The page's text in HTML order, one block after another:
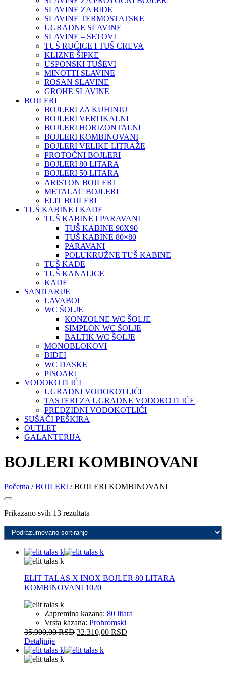
SLAVINE ZA BIDE
SLAVINE TERMOSTATSKE
UGRADNE SLAVINE
SLAVINE – SETOVI
TUŠ RUČICE I TUŠ CREVA
KLIZNE ŠIPKE
USPONSKI TUŠEVI
MINOTTI SLAVINE
ROSAN SLAVINE
GROHE SLAVINE
BOJLERI
BOJLERI ZA KUHINJU
BOJLERI VERTIKALNI
BOJLERI HORIZONTALNI
BOJLERI KOMBINOVANI
BOJLERI VELIKE LITRAŽE
PROTOČNI BOJLERI
BOJLERI 80 LITARA
BOJLERI 50 LITARA
ARISTON BOJLERI
METALAC BOJLERI
ELIT BOJLERI
TUŠ KABINE I KADE
TUŠ KABINE I PARAVANI
TUŠ KABINE 90X90
TUŠ KABINE 80×80
PARAVANI
POLUKRUŽNE TUŠ KABINE
TUŠ KADE
TUŠ KANALICE
KADE
SANITARIJE
LAVABOI
WC ŠOLJE
KONZOLNE WC ŠOLJE
SIMPLON WC ŠOLJE
BALTIK WC ŠOLJE
MONOBLOKOVI
BIDEI
WC DASKE
PISOARI
VODOKOTLIĆI
UGRADNI VODOKOTLIĆI
TASTERI ZA UGRADNE VODOKOTLIĆE
PREDZIDNI VODOKOTLIĆI
SUŠAČI PEŠKIRA
OUTLET
GALANTERIJA
BOJLERI KOMBINOVANI
Početna /BOJLERI / BOJLERI KOMBINOVANI
Prikazano svih 13 rezultata
ELIT TALAS X INOX BOJLER 80 LITARA
KOMBINOVANI 1020
Zapremina kazana: 80 litara
Vrsta kazana: Prohromski
35.900,00RSD 32.310,00 RSD
Detaljnije